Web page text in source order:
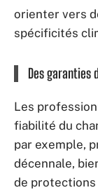
orienter vers
spécificités
Des garanties
Les
fiabilité du
par exemple,
décennale,
de